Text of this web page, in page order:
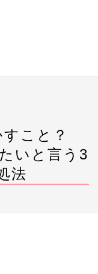
すこと？
いと言う3
法